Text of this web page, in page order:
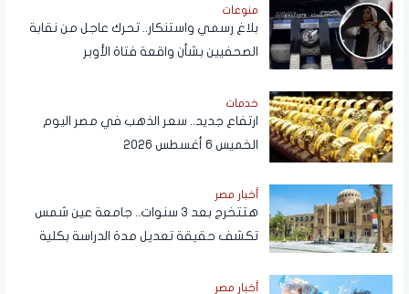
منوعات
بلاغ رسمي واستنكار.. تحرك عاجل من نقابة
الصحفيين بشأن واقعة فتاة الأوبر
خدمات
ارتفاع جديد.. سعر الذهب في مصر اليوم
الخميس 6 أغسطس 2026
أخبار مصر
هتتخرج بعد 3 سنوات.. جامعة عين شمس
تكشف حقيقة تعديل مدة الدراسة بكلية
أخبار مصر